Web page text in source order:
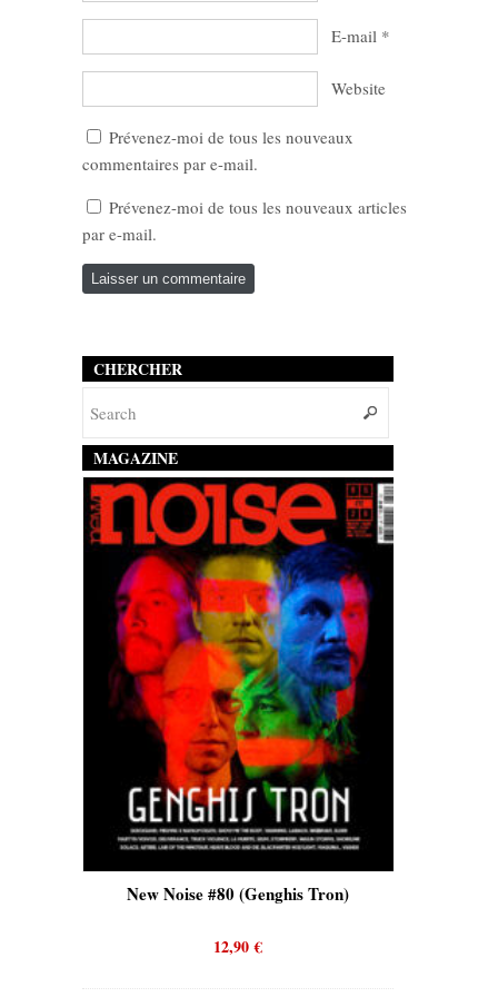
E-mail *
Website
Prévenez-moi de tous les nouveaux
commentaires par e-mail.
Prévenez-moi de tous les nouveaux articles
par e-mail.
CHERCHER
MAGAZINE
New Noise #80 (Genghis Tron)
12,90€